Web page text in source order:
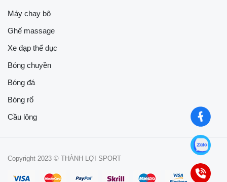
Máy chạy bộ
Ghế massage
Xe đạp thể dục
Bóng chuyền
Bóng đá
Bóng rổ
Cầu lông
Copyright 2023 © THÀNH LỢI SPORT